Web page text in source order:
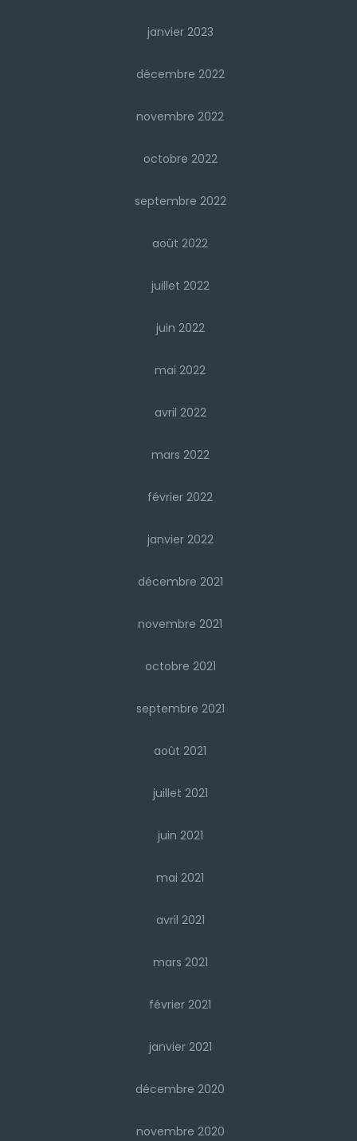
janvier 2023
décembre 2022
novembre 2022
octobre 2022
septembre 2022
août 2022
juillet 2022
juin 2022
mai 2022
avril 2022
mars 2022
février 2022
janvier 2022
décembre 2021
novembre 2021
octobre 2021
septembre 2021
août 2021
juillet 2021
juin 2021
mai 2021
avril 2021
mars 2021
février 2021
janvier 2021
décembre 2020
novembre 2020